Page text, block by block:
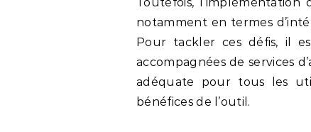
notamment en termes
Pour tackler ces défis, il
accompagnées de services
adéquate pour tous les
bénéfices de l’outil.